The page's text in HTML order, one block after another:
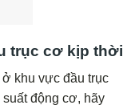
trục cơ kịp thời
ở khu vực đầu trục
động cơ, hãy